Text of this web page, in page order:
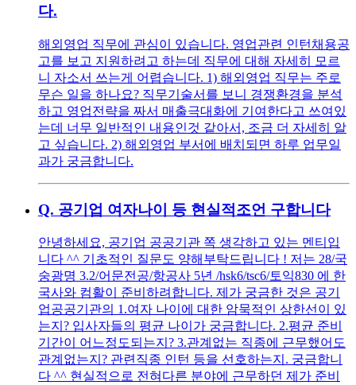
다.
해외영업 직무에 관심이 있습니다. 영업관련 인턴채용공
고를 보고 지원하려고 하는데 직무에 대해 자세히 모르
니 자소서 쓰는게 어렵습니다. 1) 해외영업 직무는 주로
무슨 일을 하나요? 직무기술서를 보니 경쟁환경을 분석
하고 영업전략을 짜서 매출극대화에 기여한다고 쓰여있
는데 너무 일반적인 내용인것 같아서, 조금 더 자세히 알
고 싶습니다. 2) 해외영업 부서에 배치되면 하루 업무일
과가 궁금합니다.
Q. 공기업 여자나이 등 현실적조언 구합니다
안녕하세요, 공기업 공공기관 쪽 생각하고 있는 멘티입
니다 ^^ 기초적인 질문도 양해부탁드립니다 ! 저는 28/국
숭광명 3.2/어문전공/항공사 5년 /hsk6/tsc6/토익830 에 한
국사와 컴활이 준비하려합니다. 제가 궁금한 것은 공기
업공공기관의 1.여자 나이에 대한 암묵적인 상한선이 있
는지? 입사자들의 평균 나이가 궁금합니다. 2.평균 준비
기간이 어느정도되는지? 3.관계없는 직종에 근무했어도
관계없는지? 관련직종 인턴 등을 선호하는지. 궁금합니
다 ^^ 현실적으로 전혀다른 분야에 근무하던 제가 준비